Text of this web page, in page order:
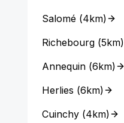
Salomé(4km)
Richebourg(5km)
Annequin(6km)
Herlies (6km)
Cuinchy(4km)